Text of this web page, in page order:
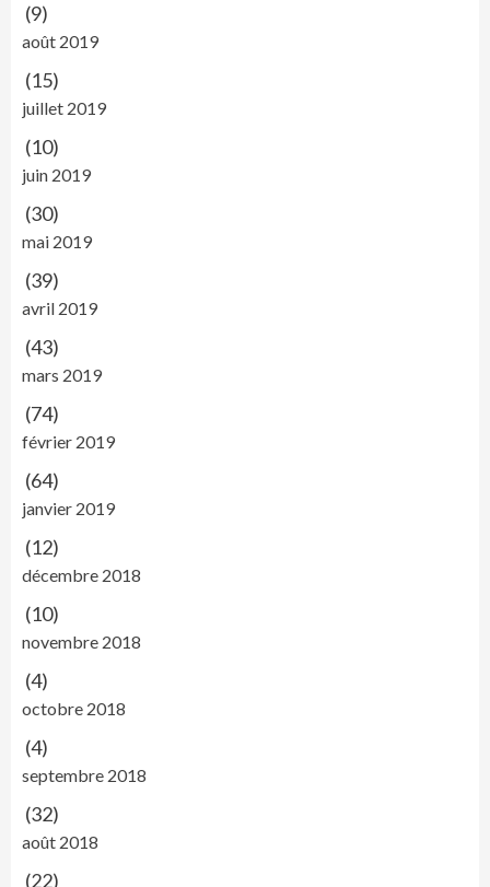
(9)
août 2019
(15)
juillet 2019
(10)
juin 2019
(30)
mai 2019
(39)
avril 2019
(43)
mars 2019
(74)
février 2019
(64)
janvier 2019
(12)
décembre 2018
(10)
novembre 2018
(4)
octobre 2018
(4)
septembre 2018
(32)
août 2018
(22)